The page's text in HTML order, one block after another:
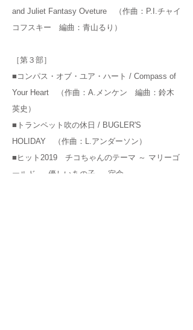
and Juliet Fantasy Oveture （作曲：P.I.チャイ
コフスキー 編曲：青山るり）
［第３部］
■コンパス・オブ・ユア・ハート / Compass of
Your Heart （作曲：A.メンケン 編曲：鈴木
英史）
■トランペット吹の休日 / BUGLER'S
HOLIDAY （作曲：L.アンダーソン）
■ヒット2019 チコちゃんのテーマ ～ マリーゴ
ールド ～ 優しいあの子 ～ 宿命